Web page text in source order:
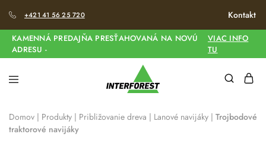
+421 41 56 25 720 Kontakt
KAMENNÁ PREDAJŇA PRESŤAHOVANÁ NA NOVÚ
ADRESU -
VIAC INFO
TU
Domov | Produkty | Približovanie dreva | Lanové navijáky | Trojbodové
traktorové navijáky